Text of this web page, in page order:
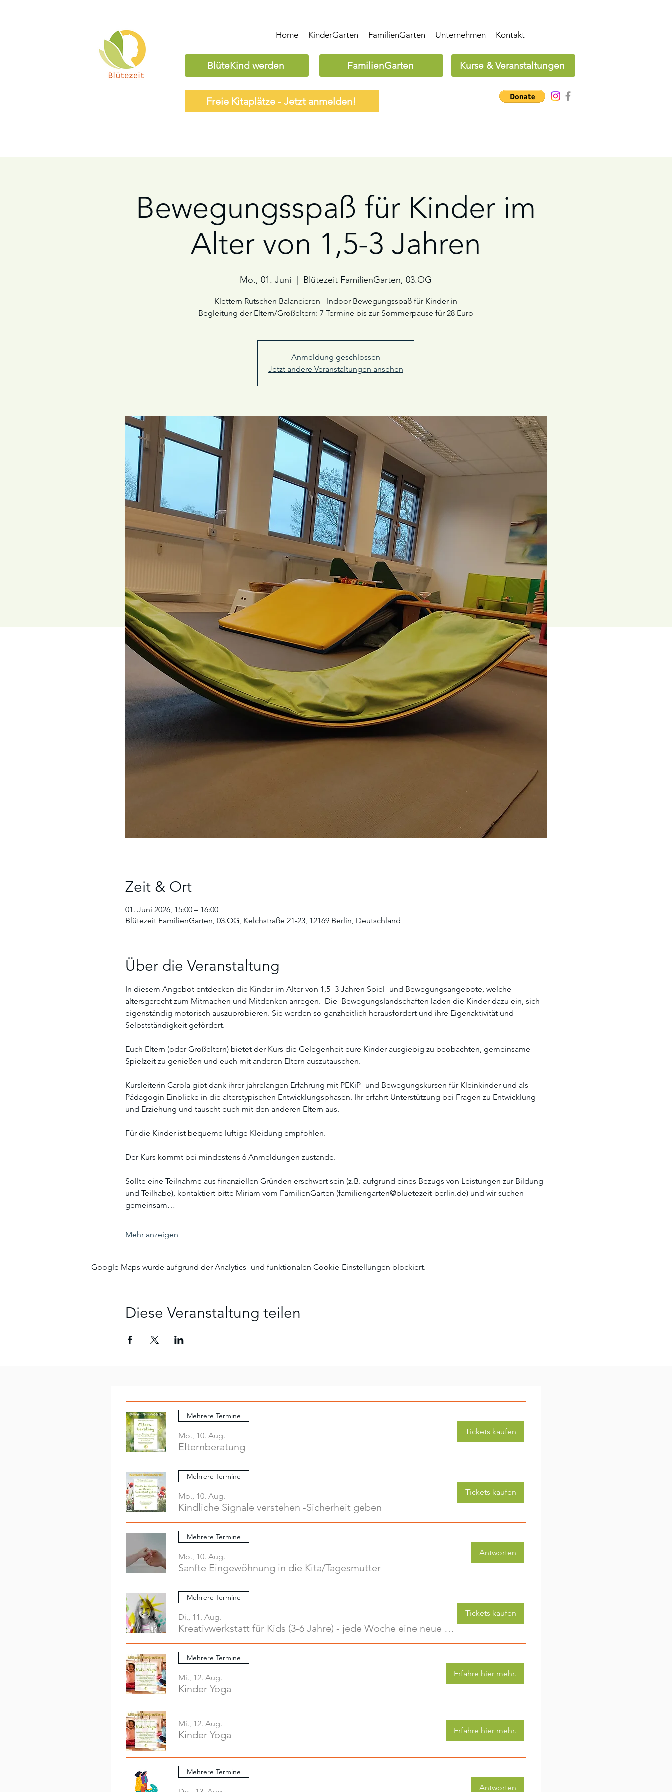
Home KinderGarten FamilienGarten Unternehmen Kontakt
BlüteKind werden FamilienGarten Kurse & Veranstaltungen
Freie Kitaplätze - Jetzt anmelden!
Bewegungsspaß für Kinder im
Alter von 1,5-3 Jahren
Mo., 01. Juni Blütezeit FamilienGarten, 03.OG
Klettern Rutschen Balancieren - Indoor Bewegungsspaß für Kinder in
Begleitung der Eltern/Großeltern: 7 Termine bis zur Sommerpause für 28 Euro
Anmeldung geschlossen
Jetzt andere Veranstaltungen ansehen
Zeit & Ort
01. Juni 2026, 15:00 – 16:00
Blütezeit FamilienGarten, 03.OG, Kelchstraße 21-23, 12169 Berlin, Deutschland
Über die Veranstaltung
In diesem Angebot entdecken die Kinder im Alter von 1,5- 3 Jahren Spiel- und Bewegungsangebote, welche
altersgerecht zum Mitmachen und Mitdenken anregen.  Die  Bewegungslandschaften laden die Kinder dazu ein, sich
eigenständig motorisch auszuprobieren. Sie werden so ganzheitlich herausfordert und ihre Eigenaktivität und
Selbstständigkeit gefördert.
Euch Eltern (oder Großeltern) bietet der Kurs die Gelegenheit eure Kinder ausgiebig zu beobachten, gemeinsame
Spielzeit zu genießen und euch mit anderen Eltern auszutauschen.
Kursleiterin Carola gibt dank ihrer jahrelangen Erfahrung mit PEKiP- und Bewegungskursen für Kleinkinder und als
Pädagogin Einblicke in die alterstypischen Entwicklungsphasen. Ihr erfahrt Unterstützung bei Fragen zu Entwicklung
und Erziehung und tauscht euch mit den anderen Eltern aus.
Für die Kinder ist bequeme luftige Kleidung empfohlen.
Der Kurs kommt bei mindestens 6 Anmeldungen zustande.
Sollte eine Teilnahme aus finanziellen Gründen erschwert sein (z.B. aufgrund eines Bezugs von Leistungen zur Bildung
und Teilhabe), kontaktiert bitte Miriam vom FamilienGarten (familiengarten@bluetezeit-berlin.de) und wir suchen
gemeinsam…
Mehr anzeigen
Google Maps wurde aufgrund der Analytics- und funktionalen Cookie-Einstellungen blockiert.
Diese Veranstaltung teilen
Mehrere Termine
Mo., 10. Aug.
Elternberatung
Tickets kaufen
Mehrere Termine
Mo., 10. Aug.
Kindliche Signale verstehen -Sicherheit geben
Tickets kaufen
Mehrere Termine
Mo., 10. Aug.
Sanfte Eingewöhnung in die Kita/Tagesmutter
Antworten
Mehrere Termine
Di., 11. Aug.
Kreativwerkstatt für Kids (3-6 Jahre) - jede Woche eine neue Aktivität (2)
Tickets kaufen
Mehrere Termine
Mi., 12. Aug.
Kinder Yoga
Erfahre hier mehr.
Mi., 12. Aug.
Kinder Yoga Erfahre hier mehr.
Mehrere Termine
Antworten